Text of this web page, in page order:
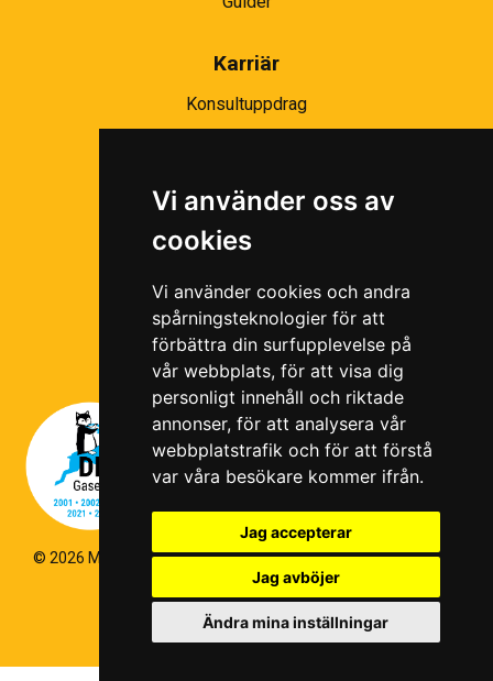
Vi använder oss av
cookies
Vi använder cookies och andra
spårningsteknologier för att
förbättra din surfupplevelse på
vår webbplats, för att visa dig
personligt innehåll och riktade
annonser, för att analysera vår
webbplatstrafik och för att förstå
var våra besökare kommer ifrån.
Jag accepterar
Jag avböjer
Ändra mina inställningar
Karriär
Konsultuppdrag
Ramavtal
© 2026 Magello |Cookiepolicy|Hantering av personuppgifter
Kvalitets- och miljöpolicy|Visselblås